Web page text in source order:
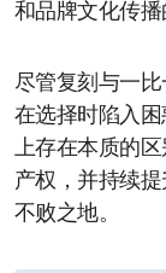
和品牌文化传播
尽管复刻与一
在选择时陷入
上存在本质的
产权，并持续
不败之地。